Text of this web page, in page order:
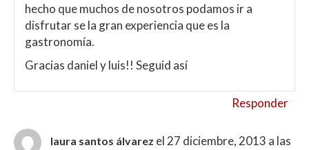
hecho que muchos de nosotros podamos ir a
disfrutar se la gran experiencia que es la
gastronomía.
Gracias daniel y luis!! Seguid así
Responder
laura santos álvarez el 27 diciembre, 2013 a las